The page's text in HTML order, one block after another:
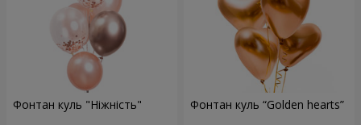
Фонтан куль "Ніжність" Фонтан куль “Golden hearts”